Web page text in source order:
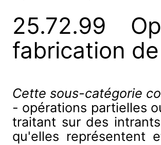
25.72.99
fabrication
Cette sous-catégorie
- opérations partielles
traitant sur des
qu'elles représentent